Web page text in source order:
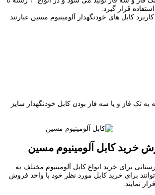
کابل های خودنگهدار آلومینیوم مسین عبارتند
به تک فاز و یا سه فاز بودن کابل خودنگهدار سایز
خرید کابل آلومینیوم مسین
برای خرید انواع کابل آلومینیوم مختلف به
برای خرید کابل مورد نظر خود با واحد فروش
نمایند.